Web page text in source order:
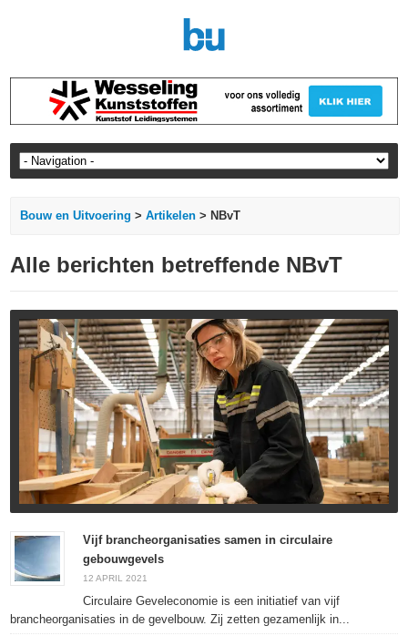
Bouw en Uitvoering >Artikelen > NBvT
Alle berichten betreffende NBvT
Vijf brancheorganisaties samen in circulaire
gebouwgevels
12 APRIL 2021
Circulaire Geveleconomie is een initiatief van vijf
brancheorganisaties in de gevelbouw. Zij zetten gezamenlijk in...